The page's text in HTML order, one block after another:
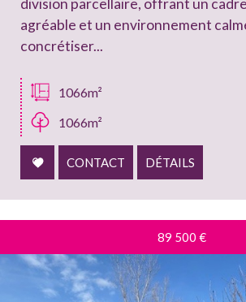
division parcellaire, offrant un
agréable et un environnement
concrétiser...
1066m²
1066m²
CONTACT DÉTAILS
89 500 €